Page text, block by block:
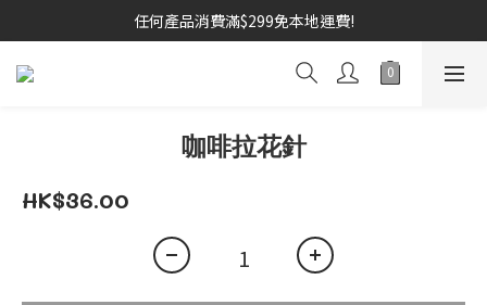
任何產品消費滿$299免本地運費!
咖啡拉花針
HK$36.00